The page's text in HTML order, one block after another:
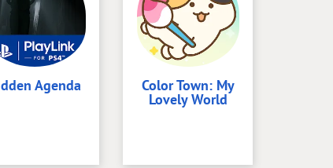
Agenda Color Town: My
Lovely World